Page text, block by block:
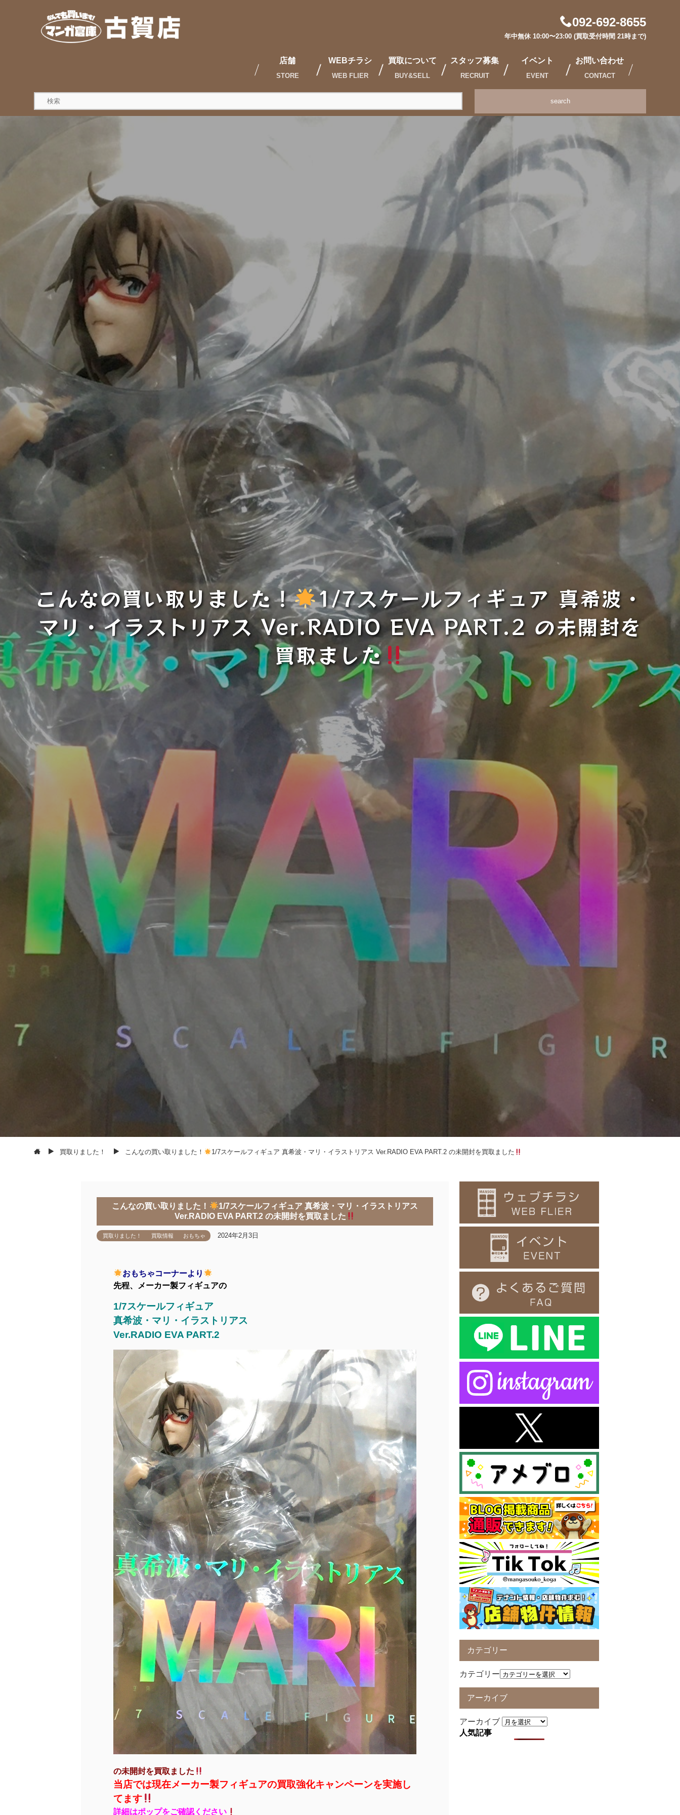
092-692-8655
年中無休 10:00〜23:00 (買取受付時間 21時まで)
店舗
STORE
WEBチラシ
WEB FLIER
買取について
BUY&SELL
スタッフ募集
RECRUIT
イベント
EVENT
お問い合わせ
CONTACT
search
こんなの買い取りました！
1/7スケールフィギュア 真希波・
マリ・イラストリアス Ver.RADIO EVA PART.2 の未開封を
買取ました
買取りました！ こんなの買い取りました！ 1/7スケールフィギュア 真希波・マリ・イラストリアス Ver.RADIO EVA PART.2 の未開封を買取ました
こんなの買い取りました！
1/7スケールフィギュア 真希波・マリ・イラストリアス
Ver.RADIO EVA PART.2 の未開封を買取ました
買取りました！ 買取情報 おもちゃ 2024年2月3日
おもちゃコーナーより
先程、メーカー製フィギュアの
1/7スケールフィギュア
真希波・マリ・イラストリアス
Ver.RADIO EVA PART.2
の未開封を買取ました
当店では現在メーカー製フィギュアの買取強化キャンペーンを実施し
てます
詳細はポップをご確認ください
カテゴリー
カテゴリー
アーカイブ
アーカイブ
人気記事